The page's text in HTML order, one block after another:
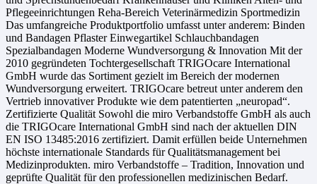
Pflegeeinrichtungen Reha-Bereich Veterinärmedizin Sportmedizin
Das umfangreiche Produktportfolio umfasst unter anderem: Binden
und Bandagen Pflaster Einwegartikel Schlauchbandagen
Spezialbandagen Moderne Wundversorgung & Innovation Mit der
2010 gegründeten Tochtergesellschaft TRIGOcare International
GmbH wurde das Sortiment gezielt im Bereich der modernen
Wundversorgung erweitert. TRIGOcare betreut unter anderem den
Vertrieb innovativer Produkte wie dem patentierten „neuropad“.
Zertifizierte Qualität Sowohl die miro Verbandstoffe GmbH als auch
die TRIGOcare International GmbH sind nach der aktuellen DIN
EN ISO 13485:2016 zertifiziert. Damit erfüllen beide Unternehmen
höchste internationale Standards für Qualitätsmanagement bei
Medizinprodukten. miro Verbandstoffe – Tradition, Innovation und
geprüfte Qualität für den professionellen medizinischen Bedarf.